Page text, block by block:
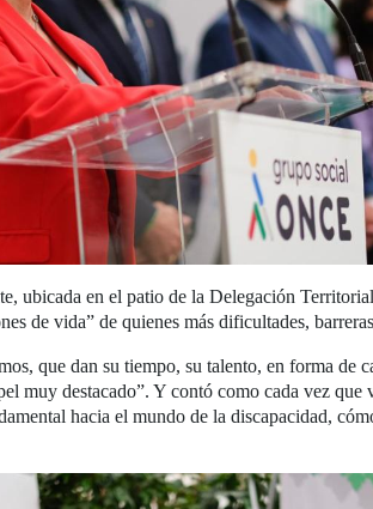
ubicada en el patio de la Delegación
de vida” de quienes más dificultades,
que dan su tiempo, su talento, en forma de
muy destacado”. Y contó como cada vez
hacia el mundo de la discapacidad,